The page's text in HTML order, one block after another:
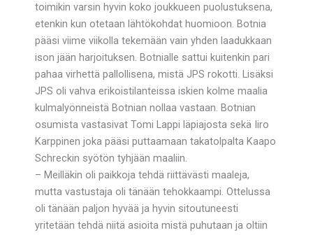
toimikin varsin hyvin koko joukkueen puolustuksena,
etenkin kun otetaan lähtökohdat huomioon. Botnia
pääsi viime viikolla tekemään vain yhden laadukkaan
ison jään harjoituksen. Botnialle sattui kuitenkin pari
pahaa virhettä pallollisena, mistä JPS rokotti. Lisäksi
JPS oli vahva erikoistilanteissa iskien kolme maalia
kulmalyönneistä Botnian nollaa vastaan. Botnian
osumista vastasivat Tomi Lappi läpiajosta sekä Iiro
Karppinen joka pääsi puttaamaan takatolpalta Kaapo
Schreckin syötön tyhjään maaliin.
– Meilläkin oli paikkoja tehdä riittävästi maaleja,
mutta vastustaja oli tänään tehokkaampi. Ottelussa
oli tänään paljon hyvää ja hyvin sitoutuneesti
yritetään tehdä niitä asioita mistä puhutaan ja oltiin